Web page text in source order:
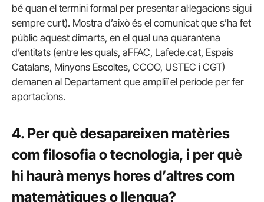
bé quan el termini formal per presentar al·legacions sigui
sempre curt). Mostra d’això és el comunicat que s’ha fet
públic aquest dimarts, en el qual una quarantena
d’entitats (entre les quals, aFFAC, Lafede.cat, Espais
Catalans, Minyons Escoltes, CCOO, USTEC i CGT)
demanen al Departament que ampliï el període per fer
aportacions.
4. Per què desapareixen matèries
com filosofia o tecnologia, i per què
hi haurà menys hores d’altres com
matemàtiques o llengua?